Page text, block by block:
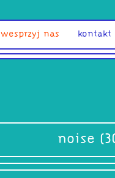
wesprzyj nas kontakt
noise